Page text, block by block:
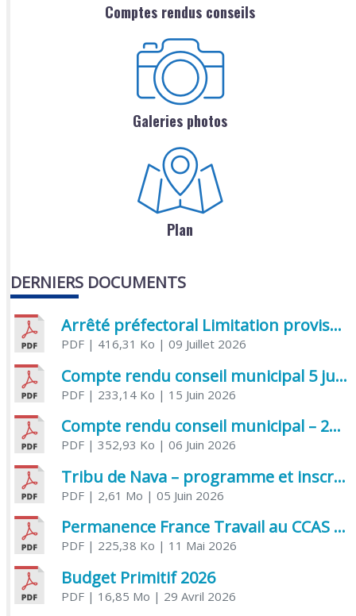
Comptes rendus conseils
Galeries photos
Plan
DERNIERS DOCUMENTS
Arrêté préfectoral Limitation provisoire des usages de l’eau
PDF| 416,31 Ko | 09 Juillet 2026
Compte rendu conseil municipal 5 juin 2026 sénatoriale
PDF| 233,14 Ko | 15 Juin 2026
Compte rendu conseil municipal – 21 avril 2026
PDF| 352,93 Ko | 06 Juin 2026
Tribu de Nava – programme et inscriptions été 2026
PDF| 2,61 Mo | 05 Juin 2026
Permanence France Travail au CCAS de Saujon Juin 2026
PDF| 225,38 Ko | 11 Mai 2026
Budget Primitif 2026
PDF| 16,85 Mo | 29 Avril 2026